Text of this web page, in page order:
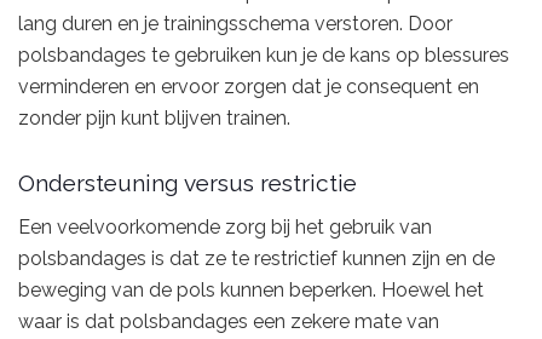
lang duren en je trainingsschema verstoren. Door
polsbandages te gebruiken kun je de kans op blessures
verminderen en ervoor zorgen dat je consequent en
zonder pijn kunt blijven trainen.
Ondersteuning versus restrictie
Een veelvoorkomende zorg bij het gebruik van
polsbandages is dat ze te restrictief kunnen zijn en de
beweging van de pols kunnen beperken. Hoewel het
waar is dat polsbandages een zekere mate van